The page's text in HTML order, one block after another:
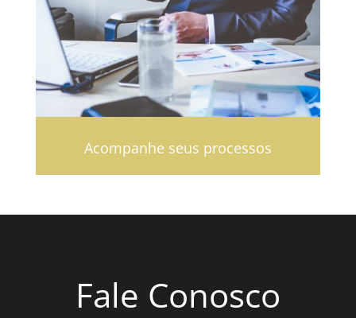
Acompanhe seus processos
Fale Conosco